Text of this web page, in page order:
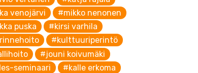
venojärvi
#mikko nenonen
puska
#kirsi varhila
#kulttuuriperintö
#jouni koivumäki
seminaari
#kalle erkoma